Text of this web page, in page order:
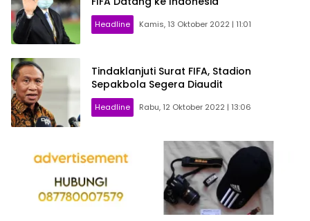
Headline Kamis, 13 Oktober 2022 | 11:01
Tindaklanjuti Surat FIFA, Stadion
Sepakbola Segera Diaudit
Headline Rabu, 12 Oktober 2022 | 13:06